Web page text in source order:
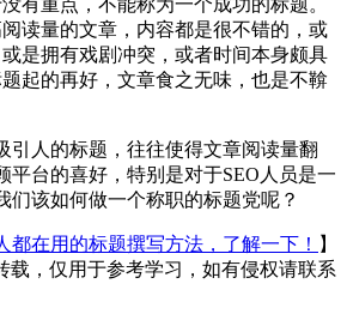
读量的文章，内容都是很不错的，或
是拥有戏剧冲突，或者时间本身颇具
起的再好，文章食之无味，也是不鞥
引人的标题，往往使得文章阅读量翻
平台的喜好，特别是对于SEO人员是一
们该如何做一个称职的标题党呢？
都在用的标题撰写方法，了解一下！ 】
载，仅用于参考学习，如有侵权请联系